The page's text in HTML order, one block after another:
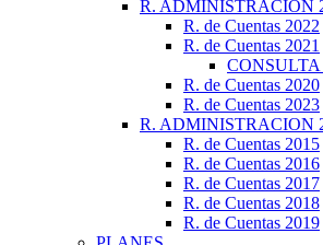
R. ADMINISTRACION
R. de Cuentas 2022
R. de Cuentas 2021
R. de Cuentas 2020
R. de Cuentas 2023
R. ADMINISTRACION
R. de Cuentas 2015
R. de Cuentas 2016
R. de Cuentas 2017
R. de Cuentas 2018
R. de Cuentas 2019